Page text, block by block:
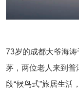
73岁的成都大爷海
茅，两位老人来到普
段“候鸟式”旅居生活